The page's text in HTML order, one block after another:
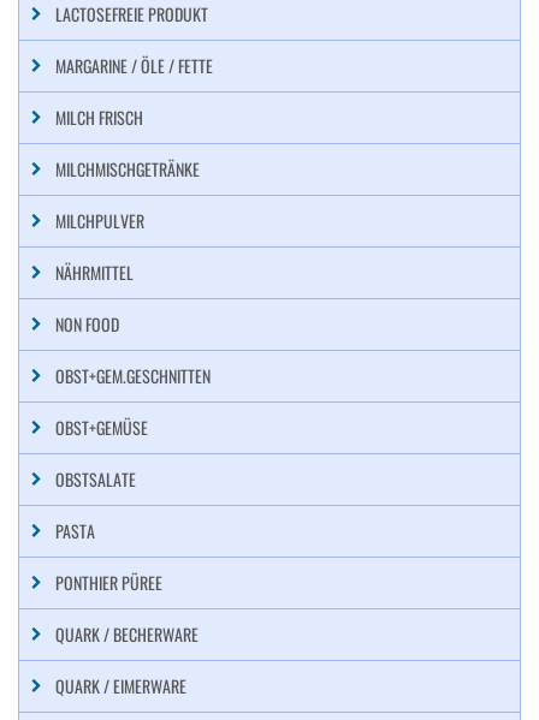
LACTOSEFREIE PRODUKT
MARGARINE / ÖLE / FETTE
MILCH FRISCH
MILCHMISCHGETRÄNKE
MILCHPULVER
NÄHRMITTEL
NON FOOD
OBST+GEM.GESCHNITTEN
OBST+GEMÜSE
OBSTSALATE
PASTA
PONTHIER PÜREE
QUARK / BECHERWARE
QUARK / EIMERWARE